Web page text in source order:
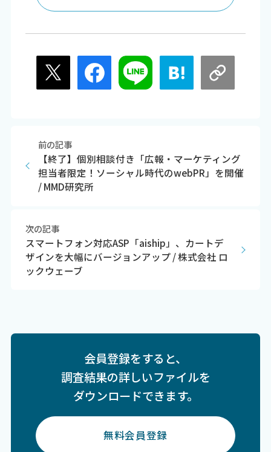
前の記事
【終了】個別相談付き「広報・マーケティング
担当者限定！ソーシャル時代のwebPR」を開催
/ MMD研究所
次の記事
スマートフォン対応ASP「aiship」、カートデ
ザインを大幅にバージョンアップ / 株式会社 ロ
ックウェーブ
会員登録をすると、
調査結果の詳しいファイルを
ダウンロードできます。
無料会員登録